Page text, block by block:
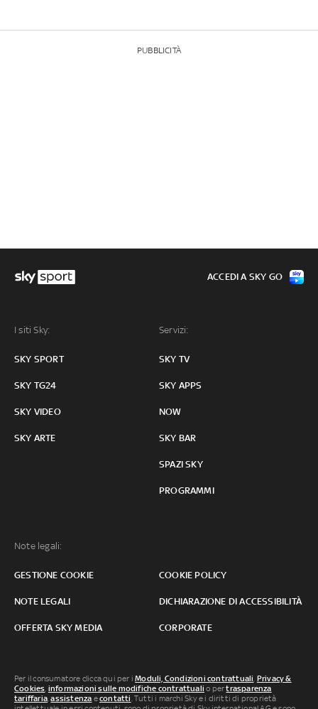
PUBBLICITÀ
I siti Sky:
SKY SPORT
SKY TG24
SKY VIDEO
SKY ARTE
Servizi:
SKY TV
SKY APPS
NOW
SKY BAR
SPAZI SKY
PROGRAMMI
Note legali:
GESTIONE COOKIE COOKIE POLICY
NOTE LEGALI DICHIARAZIONE DI ACCESSIBILITÀ
OFFERTA SKY MEDIA CORPORATE
ACCEDI A SKY GO
Per il consumatore clicca qui per iModuli, Condizioni contrattuali, Privacy &
Cookies, informazioni sulle modifiche contrattuali o pertrasparenza
tariffaria,assistenza econtatti. Tutti i marchi Sky e i diritti di proprietà